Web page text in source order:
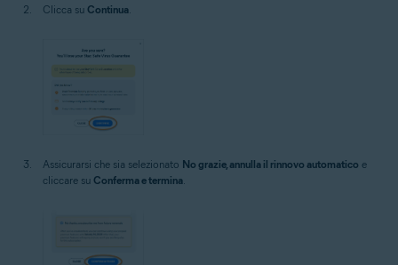
Clicca su Continua.
Assicurarsi che sia selezionato No grazie, annulla il rinnovo automatico e
cliccare su Conferma e termina.